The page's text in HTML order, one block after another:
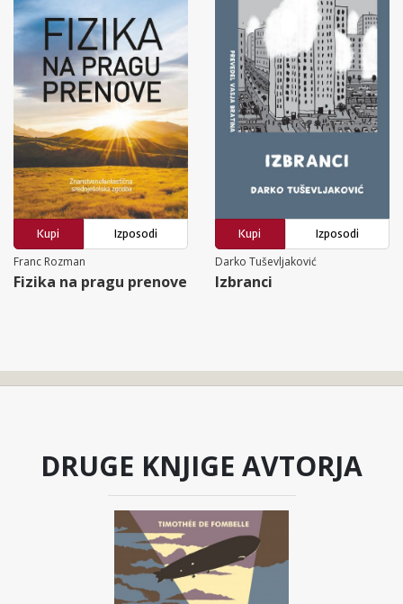
Kupi
Izposodi
Franc Rozman
Fizika na pragu prenove
Kupi
Izposodi
Darko Tuševljaković
Izbranci
DRUGE KNJIGE AVTORJA